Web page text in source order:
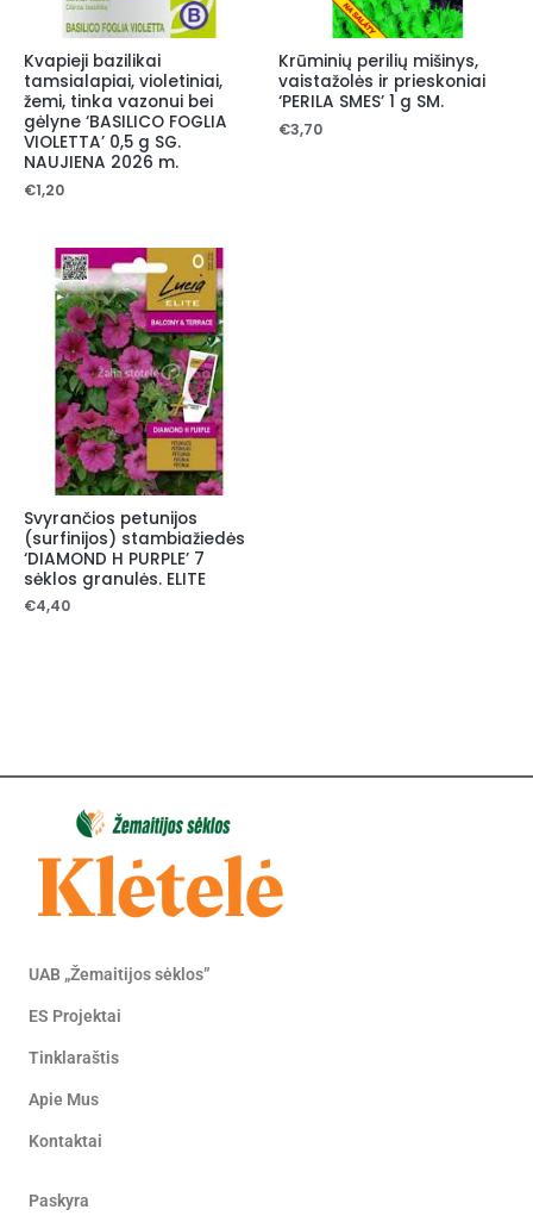
Kvapieji bazilikai
tamsialapiai, violetiniai,
žemi, tinka vazonui bei
gėlyne ‘BASILICO FOGLIA
VIOLETTA’ 0,5 g SG.
NAUJIENA 2026 m.
€1,20
Krūminių perilių mišinys,
vaistažolės ir prieskoniai
‘PERILA SMES’ 1 g SM.
€3,70
Svyrančios petunijos
(surfinijos) stambiažiedės
‘DIAMOND H PURPLE’ 7
sėklos granulės. ELITE
€4,40
UAB „Žemaitijos sėklos”
ES Projektai
Tinklaraštis
Apie Mus
Kontaktai
Paskyra